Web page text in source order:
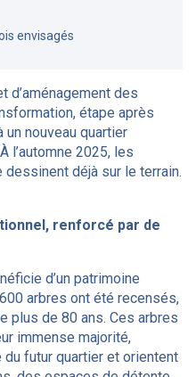
envisagés
d’aménagement des
étape après
un nouveau quartier
l’automne 2025, les
déjà sur le terrain.
renforcé par de
d’un patrimoine
arbres ont été recensés,
plus de 80 ans. Ces arbres
immense majorité,
futur quartier et orientent